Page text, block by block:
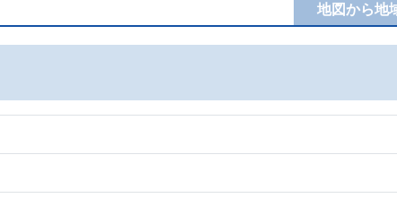
地図から地